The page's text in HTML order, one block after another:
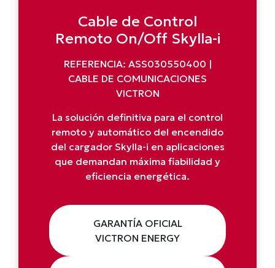
Cable de Control
Remoto On/Off Skylla-i
REFERENCIA: ASS030550400 |
CABLE DE COMUNICACIONES
VICTRON
La solución definitiva para el control
remoto y automático del encendido
del cargador Skylla-i en aplicaciones
que demandan máxima fiabilidad y
eficiencia energética.
GARANTÍA OFICIAL
VICTRON ENERGY